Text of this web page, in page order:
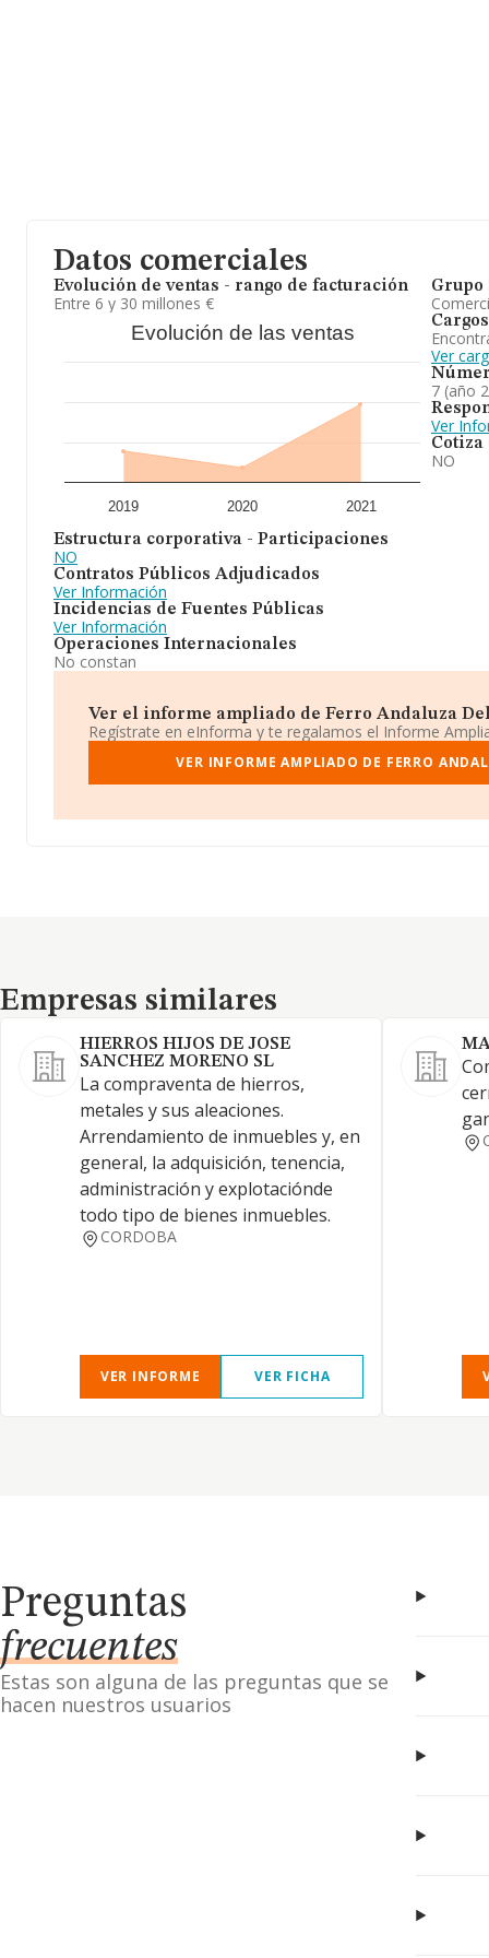
Datos comerciales
Evolución de ventas - rango de facturación
Entre 6 y 30 millones €
Evolución de las ventas
2019 2020 2021
Estructura corporativa - Participaciones
NO
Contratos Públicos Adjudicados
Ver Información
Incidencias de Fuentes Públicas
Ver Información
Operaciones Internacionales
No constan
Grupo
Cargos
Ver
7 (año
Ver
Cotiza
NO
Ver el informe ampliado de Ferro Andaluza Del
Regístrate en eInforma y te regalamos el Informe
VER INFORME AMPLIADO DE FERRO
Empresas similares
Empresas similares
HIERROS HIJOS DE JOSE
SANCHEZ MORENO SL
La compraventa de hierros,
metales y sus aleaciones.
Arrendamiento de inmuebles y, en
general, la adquisición, tenencia,
administración y explotaciónde
todo tipo de bienes inmuebles.
CORDOBA
VER INFORME VER FICHA
Preguntas
frecuentes
Estas son alguna de las preguntas que se
hacen nuestros usuarios